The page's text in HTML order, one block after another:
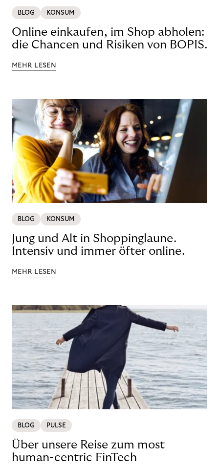
BLOG KONSUM
Online einkaufen, im Shop abholen:
die Chancen und Risiken von BOPIS.
MEHR LESEN
BLOG KONSUM
Jung und Alt in Shoppinglaune.
Intensiv und immer öfter online.
MEHR LESEN
BLOG PULSE
Über unsere Reise zum most
human-centric FinTech